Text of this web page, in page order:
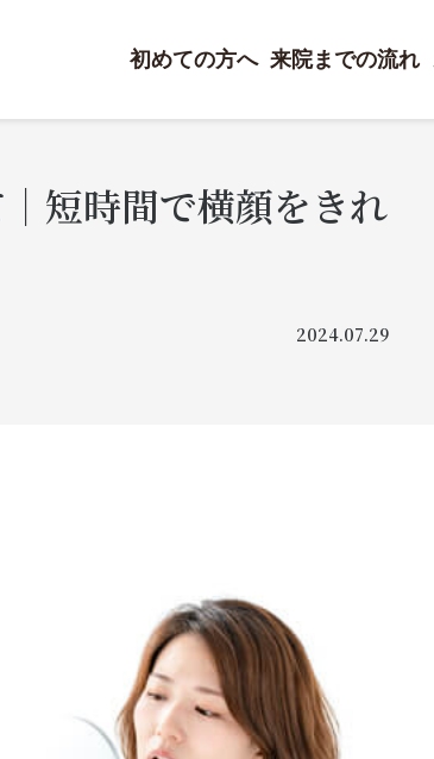
初めての方へ 来院までの流れ
短時間で横顔をきれ
2024.07.29